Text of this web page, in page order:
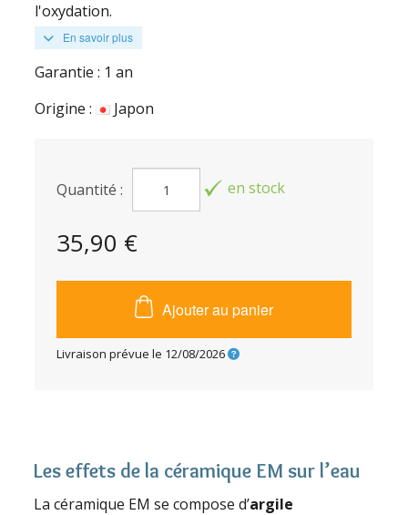
Quantité : en stock
35,90 €
Ajouter au panier
Livraison prévue le 12/08/2026
l'oxydation.
En savoir plus
Garantie : 1 an
Origine :
Japon
Les effets de la céramique EM sur l’eau
La céramique EM se compose d’argile